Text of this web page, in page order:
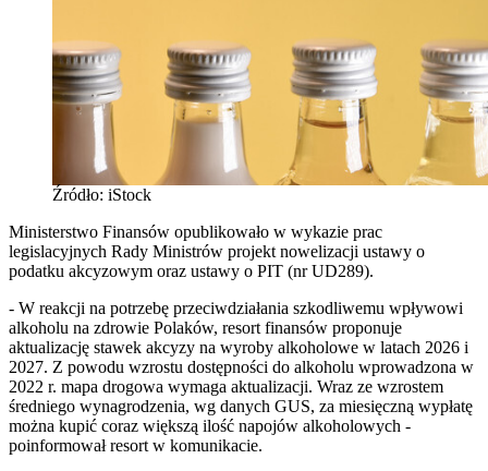
Źródło: iStock
Ministerstwo Finansów opublikowało w wykazie prac
legislacyjnych Rady Ministrów projekt nowelizacji ustawy o
podatku akcyzowym oraz ustawy o PIT (nr UD289).
- W reakcji na potrzebę przeciwdziałania szkodliwemu wpływowi
alkoholu na zdrowie Polaków, resort finansów proponuje
aktualizację stawek akcyzy na wyroby alkoholowe w latach 2026 i
2027. Z powodu wzrostu dostępności do alkoholu wprowadzona w
2022 r. mapa drogowa wymaga aktualizacji. Wraz ze wzrostem
średniego wynagrodzenia, wg danych GUS, za miesięczną wypłatę
można kupić coraz większą ilość napojów alkoholowych -
poinformował resort w komunikacie.